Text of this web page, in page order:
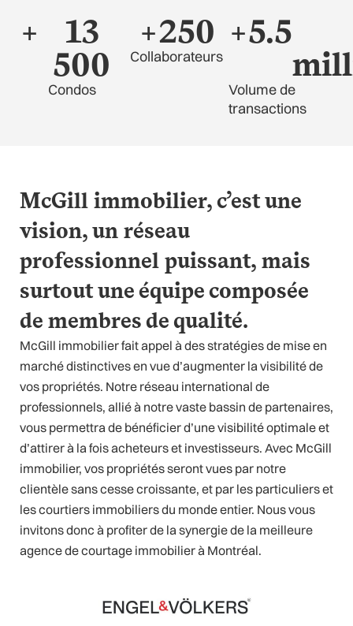
Condos
+
13
500
Collaborateurs
+250
Volume de
transactions
+5.5
McGill immobilier, c’est une
vision, un réseau
professionnel puissant, mais
surtout une équipe composée
de membres de qualité.
McGill immobilier fait appel à des stratégies de mise en
marché distinctives en vue d’augmenter la visibilité de
vos propriétés. Notre réseau international de
professionnels, allié à notre vaste bassin de partenaires,
vous permettra de bénéficier d’une visibilité optimale et
d’attirer à la fois acheteurs et investisseurs. Avec McGill
immobilier, vos propriétés seront vues par notre
clientèle sans cesse croissante, et par les particuliers et
les courtiers immobiliers du monde entier. Nous vous
invitons donc à profiter de la synergie de la meilleure
agence de courtage immobilier à Montréal.